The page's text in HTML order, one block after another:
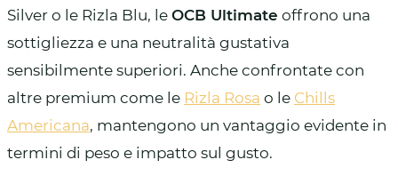
Silver o le Rizla Blu, le OCB Ultimate offrono una
sottigliezza e una neutralità gustativa
sensibilmente superiori. Anche confrontate con
altre premium come le Rizla Rosa o le Chills
Americana, mantengono un vantaggio evidente in
termini di peso e impatto sul gusto.